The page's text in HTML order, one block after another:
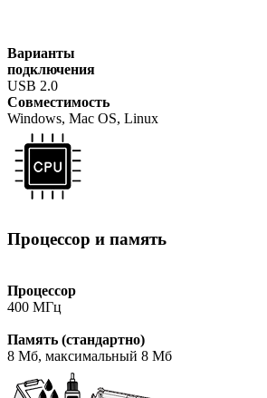
Варианты
подключения
USB 2.0
Совместимость
Windows, Mac OS, Linux
Процессор и память
Процессор
400 МГц
Память (стандартно)
8 Мб, максимальный 8 Мб